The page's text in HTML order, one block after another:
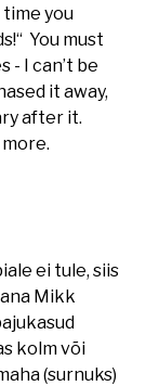
you
You must
- I can’t be
it away,
after it.
ei tule, siis
Mikk
kolm või
(surnuks)